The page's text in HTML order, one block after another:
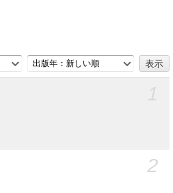
出版年：新しい順
2